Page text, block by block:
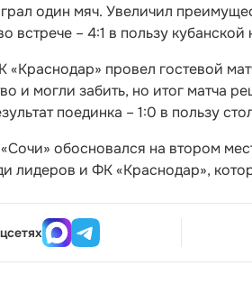
один мяч. Увеличил
встрече – 4:1 в пользу кубанской
провел гостевой
и могли забить, но итог матча
поединка – 1:0 в пользу
обосновался на втором
лидеров и ФК «Краснодар»,